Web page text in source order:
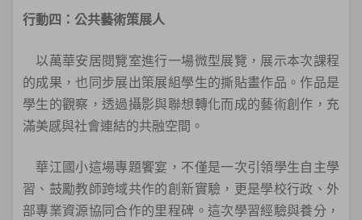
行動四：公共藝術策展人
以萬華安居閱覽室進行一場微型展覽，展示本次課程
的成果，也同步展出策展組學生的撕貼畫作品。作品是
學生的觀察，透過攝影與聯想轉化而成的藝術創作，充
滿美感與社會連結的共融空間。
華江國小這場專題饗宴，不僅是一次引領學生自主學
習、鼓勵教師跨域共作的創新實驗，更是學校行政、外
部專業資源協同合作的里程碑。這次學習經驗與養分，